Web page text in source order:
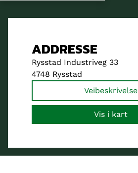
ADDRESSE
Rysstad Industriveg 33
4748 Rysstad
Veibeskrivelse
Vis i kart